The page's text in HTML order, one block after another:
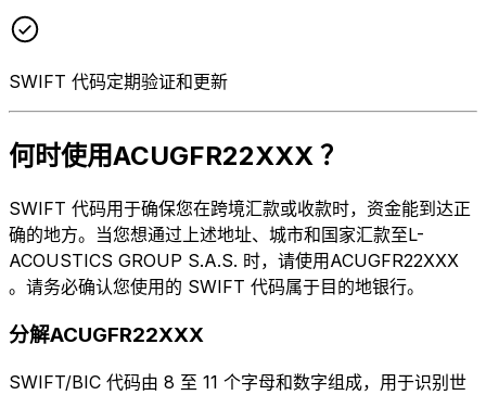
SWIFT 代码定期验证和更新
何时使用ACUGFR22XXX ？
SWIFT 代码用于确保您在跨境汇款或收款时，资金能到达正
确的地方。当您想通过上述地址、城市和国家汇款至L-
ACOUSTICS GROUP S.A.S. 时，请使用ACUGFR22XXX
。请务必确认您使用的 SWIFT 代码属于目的地银行。
分解ACUGFR22XXX
SWIFT/BIC 代码由 8 至 11 个字母和数字组成，用于识别世